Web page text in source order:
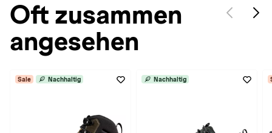
Oft zusammen
angesehen
Sale Nachhaltig Nachhaltig